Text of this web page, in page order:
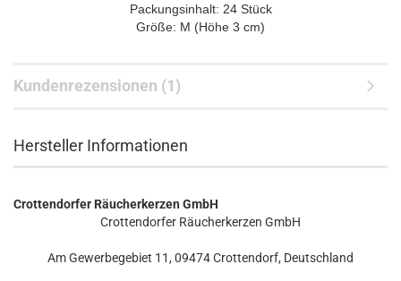
Packungsinhalt: 24 Stück
Größe: M (Höhe 3 cm)
Kundenrezensionen (1)
Hersteller Informationen
Crottendorfer Räucherkerzen GmbH
Crottendorfer Räucherkerzen GmbH
Am Gewerbegebiet 11, 09474 Crottendorf, Deutschland